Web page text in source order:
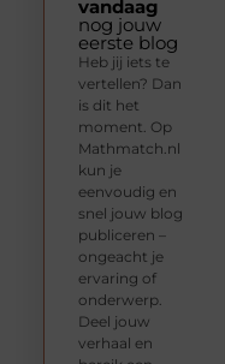
vandaag
nog jouw
eerste blog
Heb jij iets te
vertellen? Dan
is dit het
moment. Op
Mathmatch.nl
kun je
eenvoudig en
snel jouw blog
publiceren –
ongeacht je
ervaring of
onderwerp.
Deel jouw
verhaal en